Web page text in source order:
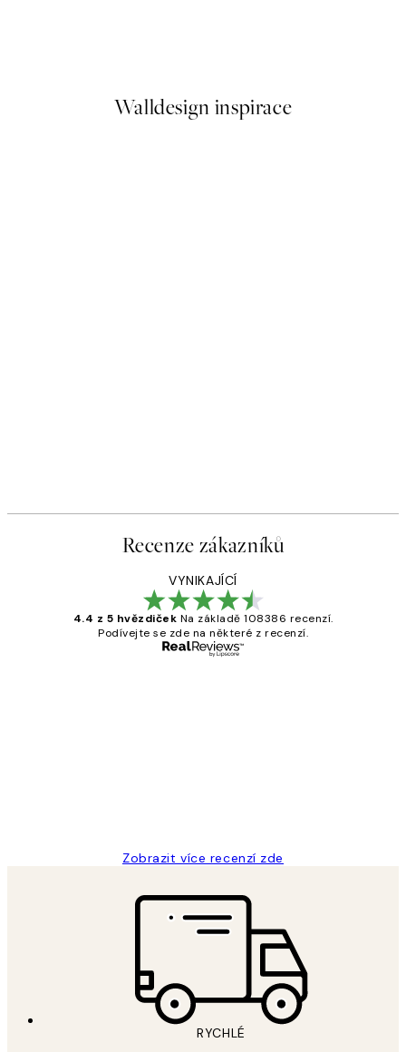
Walldesign inspirace
Recenze zákazníků
VYNIKAJÍCÍ
4.4 z 5 hvězdiček Na základě 108386 recenzí.
Podívejte se zde na některé z recenzí.
Zobrazit více recenzí zde
RYCHLÉ